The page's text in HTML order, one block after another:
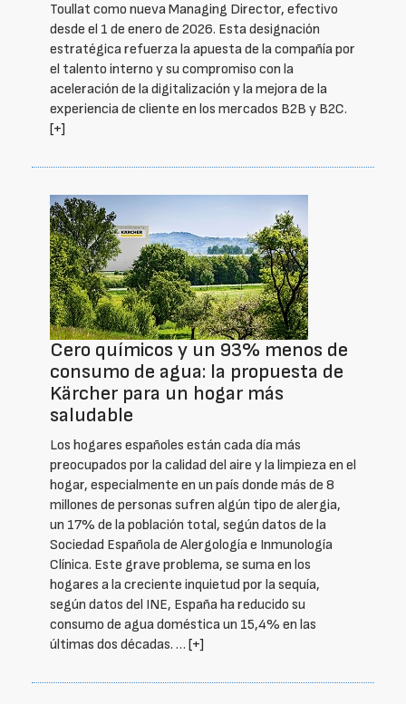
Toullat como nueva Managing Director, efectivo
desde el 1 de enero de 2026. Esta designación
estratégica refuerza la apuesta de la compañía por
el talento interno y su compromiso con la
aceleración de la digitalización y la mejora de la
experiencia de cliente en los mercados B2B y B2C.
[+]
Cero químicos y un 93% menos de
consumo de agua: la propuesta de
Kärcher para un hogar más
saludable
Los hogares españoles están cada día más
preocupados por la calidad del aire y la limpieza en el
hogar, especialmente en un país donde más de 8
millones de personas sufren algún tipo de alergia,
un 17% de la población total, según datos de la
Sociedad Española de Alergología e Inmunología
Clínica. Este grave problema, se suma en los
hogares a la creciente inquietud por la sequía,
según datos del INE, España ha reducido su
consumo de agua doméstica un 15,4% en las
últimas dos décadas. … [+]